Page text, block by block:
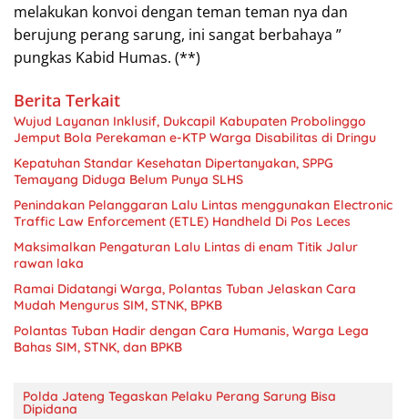
melakukan konvoi dengan teman teman nya dan
berujung perang sarung, ini sangat berbahaya ”
pungkas Kabid Humas. (**)
Berita Terkait
Wujud Layanan Inklusif, Dukcapil Kabupaten Probolinggo
Jemput Bola Perekaman e-KTP Warga Disabilitas di Dringu
Kepatuhan Standar Kesehatan Dipertanyakan, SPPG
Temayang Diduga Belum Punya SLHS
Penindakan Pelanggaran Lalu Lintas menggunakan Electronic
Traffic Law Enforcement (ETLE) Handheld Di Pos Leces
Maksimalkan Pengaturan Lalu Lintas di enam Titik Jalur
rawan laka
Ramai Didatangi Warga, Polantas Tuban Jelaskan Cara
Mudah Mengurus SIM, STNK, BPKB
Polantas Tuban Hadir dengan Cara Humanis, Warga Lega
Bahas SIM, STNK, dan BPKB
Polda Jateng Tegaskan Pelaku Perang Sarung Bisa
Dipidana